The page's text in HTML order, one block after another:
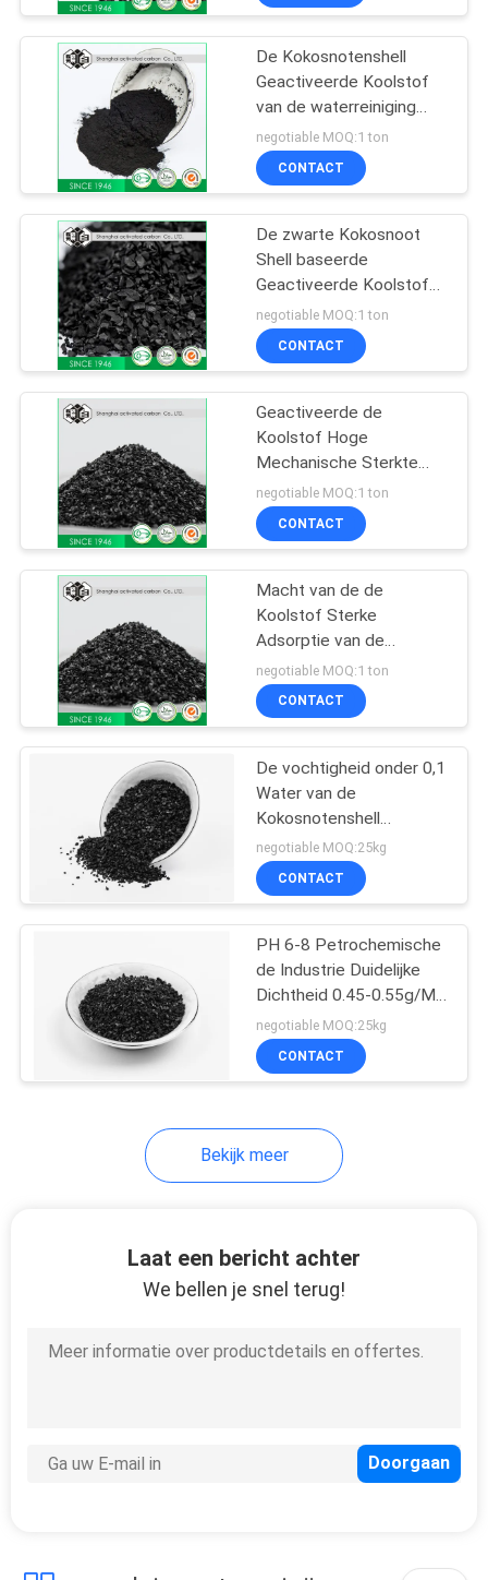
De Kokosnotenshell
Geactiveerde Koolstof
van de waterreiniging
voor Elektronische
Industrie
negotiable MOQ:1 ton
CONTACT
De zwarte Kokosnoot
Shell baseerde
Geactiveerde Koolstof
voor Oplosbare
Terugwinning en
Verkleuring
negotiable MOQ:1 ton
CONTACT
Geactiveerde de
Koolstof Hoge
Mechanische Sterkte
van de
ontzwavelingskokosnoot
Shell
negotiable MOQ:1 ton
CONTACT
Macht van de de
Koolstof Sterke
Adsorptie van de
ontzwavelingskokosnoot
de Shell Geactiveerde
negotiable MOQ:1 ton
CONTACT
De vochtigheid onder 0,1
Water van de
Kokosnotenshell
Geactiveerd Koolstof
maalde Hoge Hardheids
Gouden Terugwinning
negotiable MOQ:25kg
CONTACT
PH 6-8 Petrochemische
de Industrie Duidelijke
Dichtheid 0.45-0.55g/Ml
van de Kokosnotenshell
Geactiveerde Koolstof
negotiable MOQ:25kg
CONTACT
Bekijk meer
Laat een bericht achter
We bellen je snel terug!